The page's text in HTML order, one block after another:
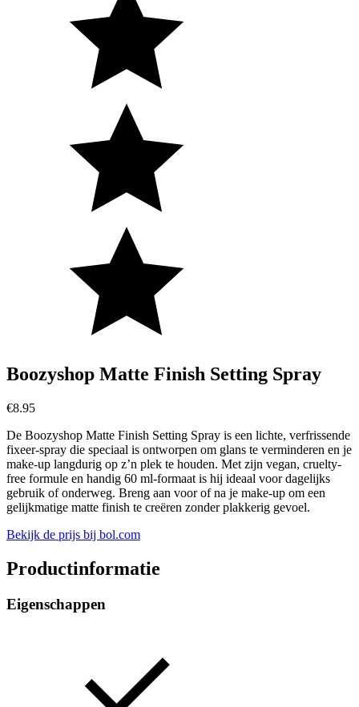
Boozyshop Matte Finish Setting Spray
€8.95
De Boozyshop Matte Finish Setting Spray is een lichte, verfrissende
fixeer-spray die speciaal is ontworpen om glans te verminderen en je
make-up langdurig op z’n plek te houden. Met zijn vegan, cruelty-
free formule en handig 60 ml-formaat is hij ideaal voor dagelijks
gebruik of onderweg. Breng aan voor of na je make-up om een
gelijkmatige matte finish te creëren zonder plakkerig gevoel.
Bekijk de prijs bij bol.com
Productinformatie
Eigenschappen